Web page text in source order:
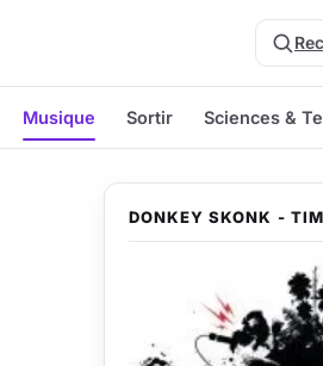
Musique Sortir Sciences &
DONKEY SKONK -